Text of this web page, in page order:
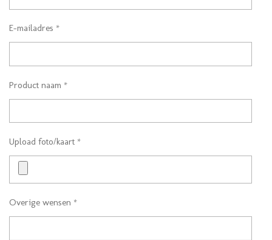
E-mailadres *
Product naam *
Upload foto/kaart *
Overige wensen *